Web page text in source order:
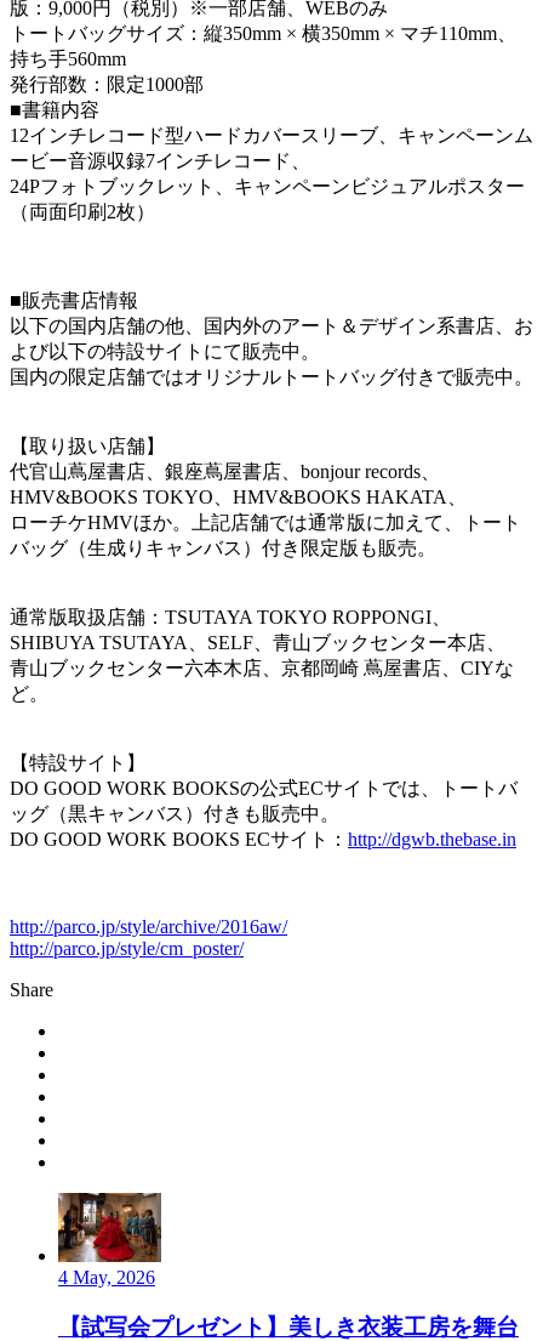
版：9,000円（税別）※一部店舗、WEBのみ
トートバッグサイズ：縦350mm × 横350mm × マチ110mm、
持ち手560mm
発行部数：限定1000部
■書籍内容
12インチレコード型ハードカバースリーブ、キャンペーンム
ービー音源収録7インチレコード、
24Pフォトブックレット、キャンペーンビジュアルポスター
（両面印刷2枚）
■販売書店情報
以下の国内店舗の他、国内外のアート＆デザイン系書店、お
よび以下の特設サイトにて販売中。
国内の限定店舗ではオリジナルトートバッグ付きで販売中。
【取り扱い店舗】
代官山蔦屋書店、銀座蔦屋書店、bonjour records、
HMV&BOOKS TOKYO、HMV&BOOKS HAKATA、
ローチケHMVほか。上記店舗では通常版に加えて、トート
バッグ（生成りキャンバス）付き限定版も販売。
通常版取扱店舗：TSUTAYA TOKYO ROPPONGI、
SHIBUYA TSUTAYA、SELF、青山ブックセンター本店、
青山ブックセンター六本木店、京都岡崎 蔦屋書店、CIYな
ど。
【特設サイト】
DO GOOD WORK BOOKSの公式ECサイトでは、トートバ
ッグ（黒キャンバス）付きも販売中。
DO GOOD WORK BOOKS ECサイト： http://dgwb.thebase.in
http://parco.jp/style/archive/2016aw/
http://parco.jp/style/cm_poster/
Share
4 May, 2026
【試写会プレゼント】美しき衣装工房を舞台